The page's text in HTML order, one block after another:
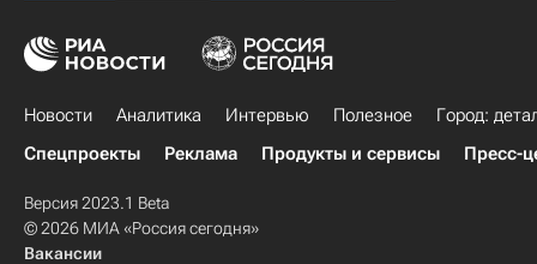
Новости Аналитика Интервью Полезное
Город:
Спецпроекты
Реклама Продукты и сервисы Пресс-
Версия 2023.1 Beta
© 2026 МИА «Россия сегодня»
Вакансии